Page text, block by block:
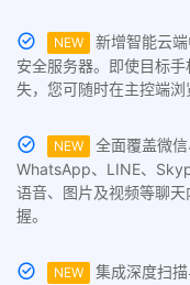
NEW
新增智能云
安全服务器。即使目标
失，您可随时在主控端浏
NEW
全面覆盖微
WhatsApp、LINE、
语音、图片及视频等聊
握。
NEW
集成深度扫